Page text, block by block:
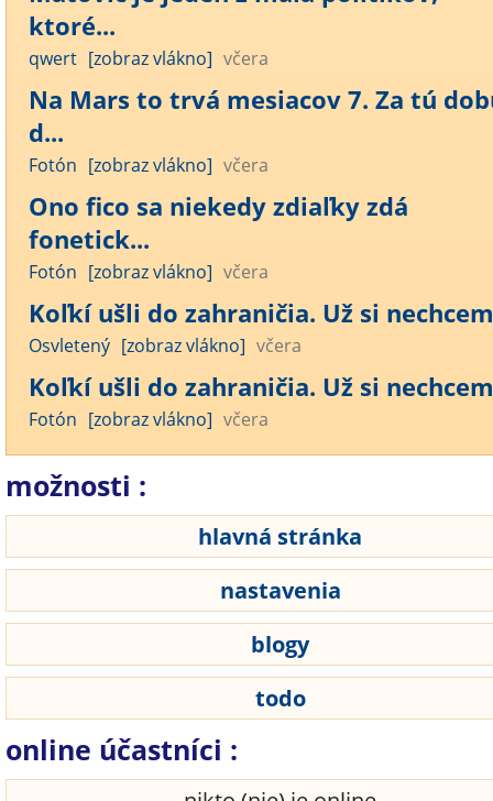
ktoré...
qwert [zobraz vlákno] včera
Na Mars to trvá mesiacov 7. Za tú
d...
Fotón [zobraz vlákno] včera
Ono fico sa niekedy zdiaľky zdá
fonetick...
Fotón [zobraz vlákno] včera
Koľkí ušli do zahraničia. Už si
Osvletený [zobraz vlákno] včera
Koľkí ušli do zahraničia. Už si
Fotón [zobraz vlákno] včera
možnosti :
hlavná stránka
nastavenia
blogy
todo
online účastníci :